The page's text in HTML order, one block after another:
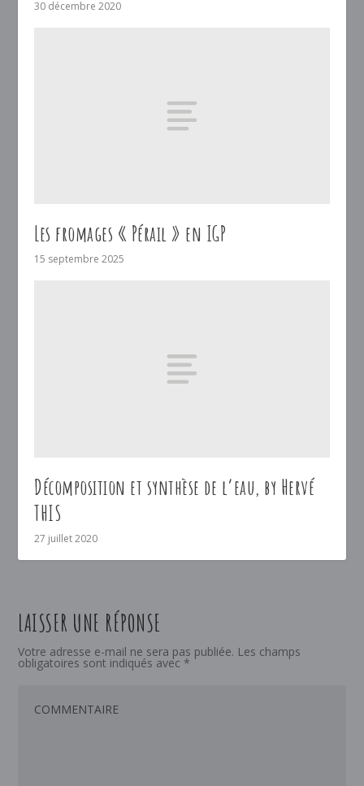
30 décembre 2020
Les fromages « Pérail » en IGP
15 septembre 2025
Décomposition et synthèse de l’eau, by Hervé
THIS
27 juillet 2020
LAISSER UNE RÉPONSE
Votre adresse e-mail ne sera pas publiée. Les champs
obligatoires sont indiqués avec *